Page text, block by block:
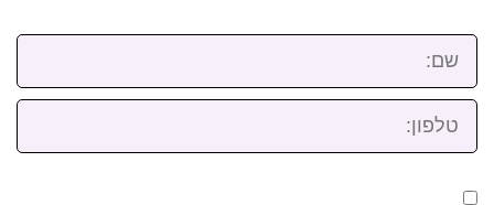
שם:
טלפון: